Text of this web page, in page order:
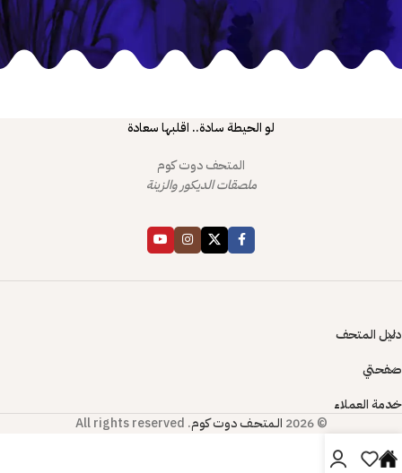
لو الحيطة سادة.. اقلبها سعادة
المتحف دوت كوم
ملصقات الديكور والزينة
دليل المتحف
صفحتي
خدمة العملاء
© 2026
الـمتحـف دوت كوم. All rights reserved